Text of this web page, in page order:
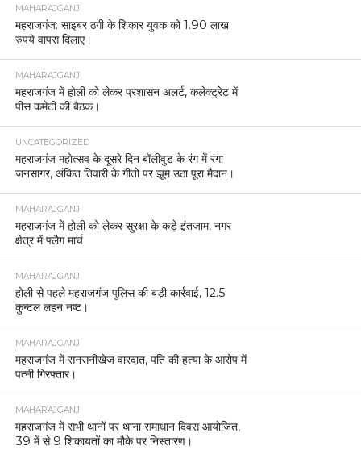
MAHARAJGANJ
महराजगंज: साइबर ठगी के शिकार युवक को 1.90 लाख
रुपये वापस दिलाए।
MAHARAJGANJ
महराजगंज में होली को लेकर प्रशासन अलर्ट, कलेक्ट्रेट में
पीस कमेटी की बैठक।
UNCATEGORIZED
महराजगंज महोत्सव के दूसरे दिन बॉलीवुड के रंग में रंगा
जनसागर, अंकित तिवारी के गीतों पर झूम उठा पूरा मैदान।
MAHARAJGANJ
महराजगंज में होली को लेकर सुरक्षा के कड़े इंतजाम, नगर
क्षेत्र में फ्लैग मार्च
MAHARAJGANJ
होली से पहले महराजगंज पुलिस की बड़ी कार्रवाई, 12.5
कुन्टल लहन नष्ट।
MAHARAJGANJ
महराजगंज में सनसनीखेज वारदात, पति की हत्या के आरोप में
पत्नी गिरफ्तार।
MAHARAJGANJ
महराजगंज में सभी थानों पर थाना समाधान दिवस आयोजित,
39 में से 9 शिकायतों का मौके पर निस्तारण।